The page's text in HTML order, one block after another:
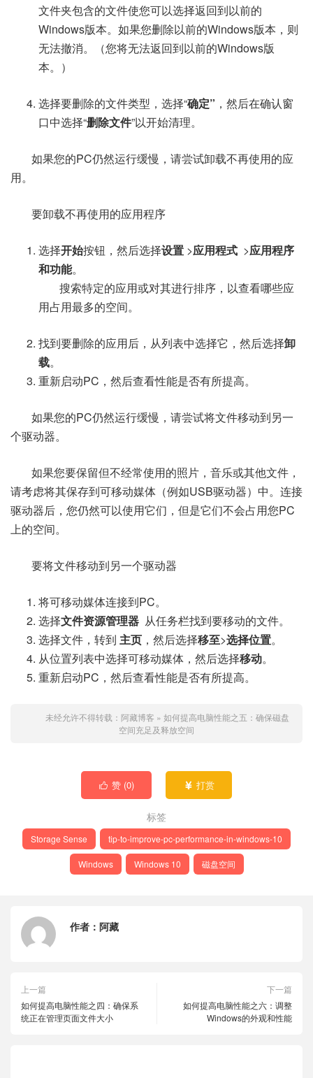
文件夹包含的文件使您可以选择返回到以前的
Windows版本。如果您删除以前的Windows版本，则
无法撤消。（您将无法返回到以前的Windows版
本。）
选择要删除的文件类型，选择“确定” ，然后在确认窗
口中选择“删除文件”以开始清理。
如果您的PC仍然运行缓慢，请尝试卸载不再使用的应
用。
要卸载不再使用的应用程序
选择开始按钮，然后选择设置 >应用程式 >应用程序
和功能。
搜索特定的应用或对其进行排序，以查看哪些应
用占用最多的空间。
找到要删除的应用后，从列表中选择它，然后选择卸
载。
重新启动PC，然后查看性能是否有所提高。
如果您的PC仍然运行缓慢，请尝试将文件移动到另一
个驱动器。
如果您要保留但不经常使用的照片，音乐或其他文件，
请考虑将其保存到可移动媒体（例如USB驱动器）中。连接
驱动器后，您仍然可以使用它们，但是它们不会占用您PC
上的空间。
要将文件移动到另一个驱动器
将可移动媒体连接到PC。
选择文件资源管理器 从任务栏找到要移动的文件。
选择文件，转到 主页 ，然后选择移至>选择位置。
从位置列表中选择可移动媒体，然后选择移动。
重新启动PC，然后查看性能是否有所提高。
未经允许不得转载： 阿藏博客 » 如何提高电脑性能之五：确保磁盘
空间充足及释放空间
 赞 (0)  打赏
标签
Storage Sense tip-to-improve-pc-performance-in-windows-10
Windows Windows 10 磁盘空间
作者： 阿藏
上一篇
如何提高电脑性能之四：确保系
统正在管理页面文件大小
下一篇
如何提高电脑性能之六：调整
Windows的外观和性能